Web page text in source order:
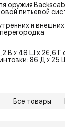
оружия
питьевой
и
В x 48 Ш x 26,6 Г
86 Д x 25
Все товары